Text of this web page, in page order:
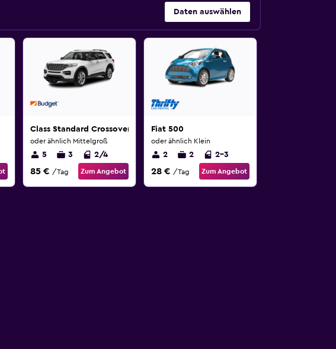
Daten auswählen
Class Standard Crossover
oder ähnlich Mittelgroß
5 3 2/4
85 € /Tag Zum Angebot
Fiat 500
oder ähnlich Klein
2 2 2-3
28 € /Tag Zum Angebot